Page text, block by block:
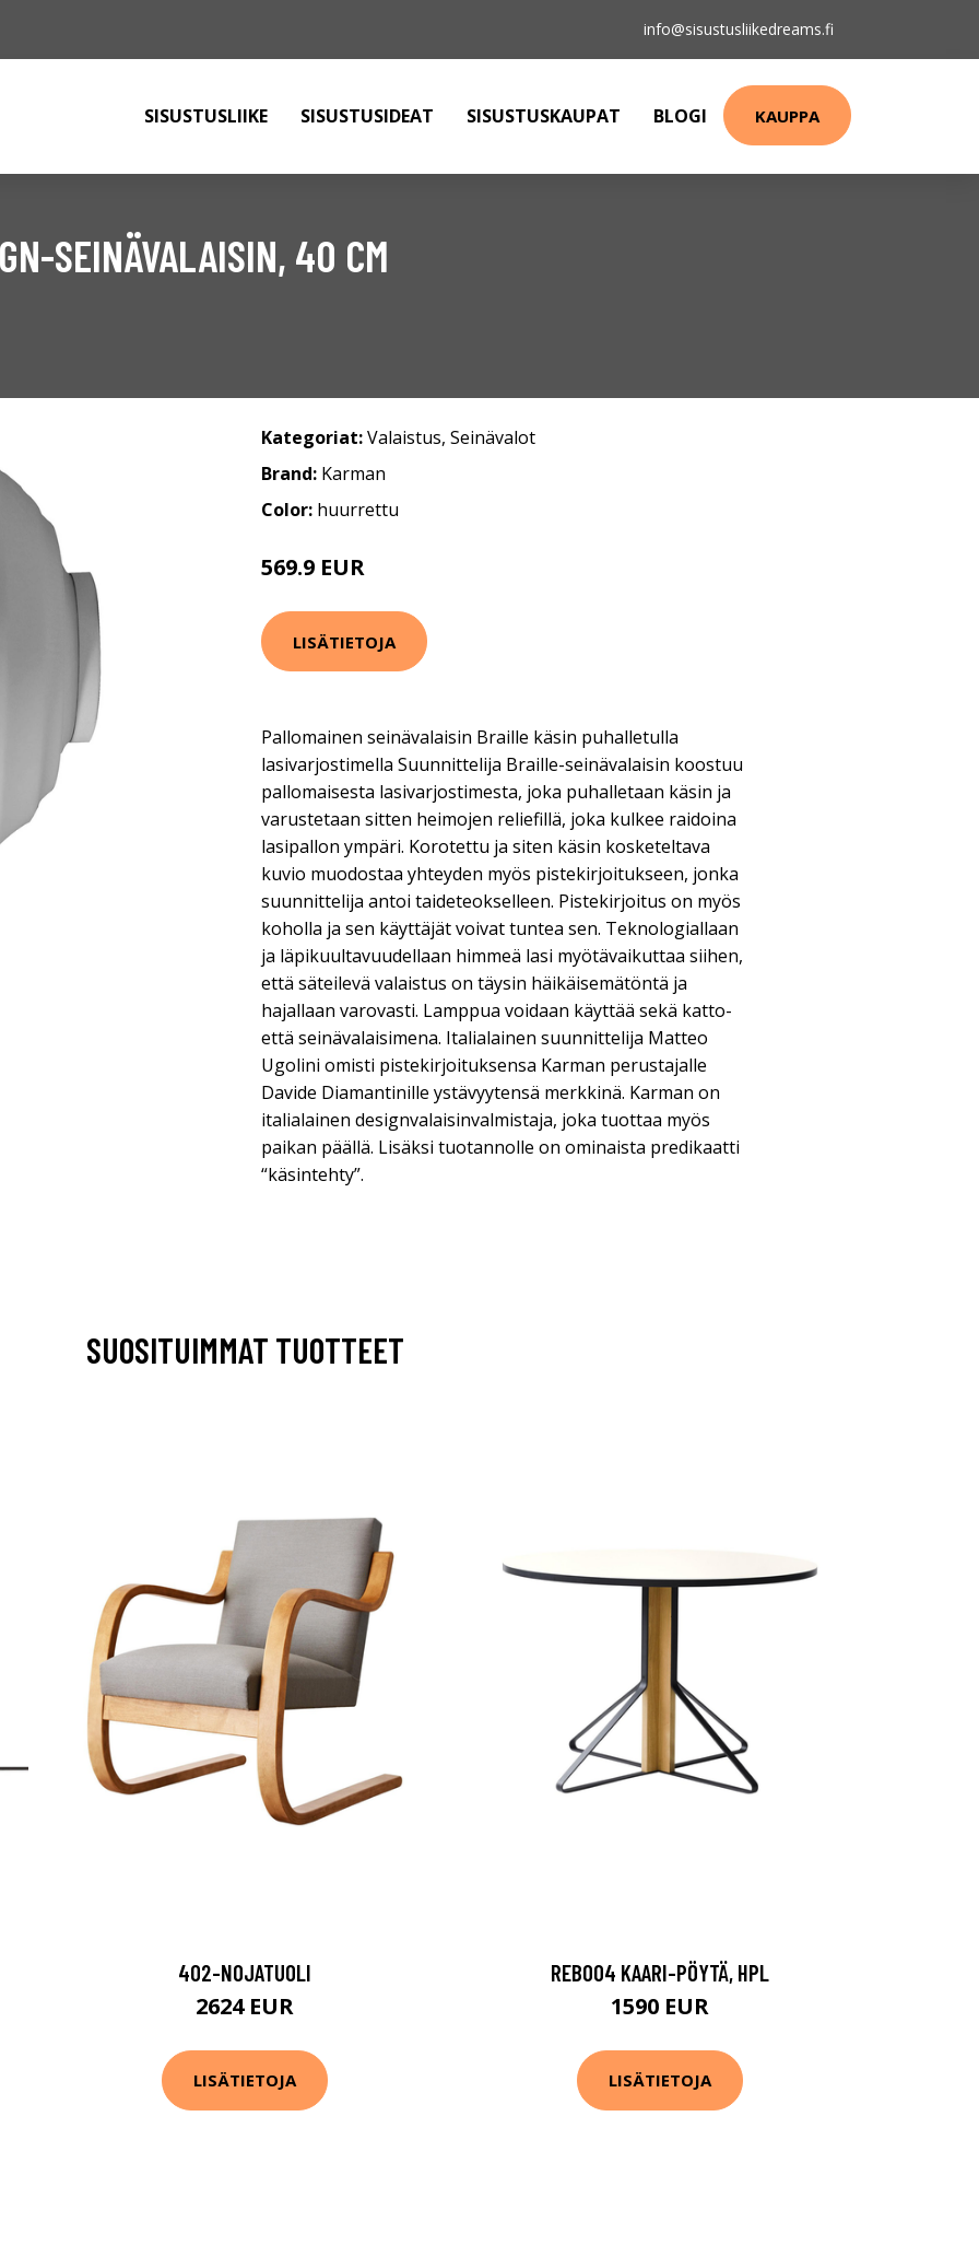
info@sisustusliikedreams.fi
SISUSTUSLIIKE SISUSTUSIDEAT SISUSTUSKAUPAT BLOGI KAUPPA
SEINÄVALAISIN, 40 CM
Kategoriat:Valaistus, Seinävalot
Brand: Karman
Color: huurrettu
569.9 EUR
LISÄTIETOJA
Pallomainen seinävalaisin Braille käsin puhalletulla
lasivarjostimella Suunnittelija Braille-seinävalaisin koostuu
pallomaisesta lasivarjostimesta, joka puhalletaan käsin ja
varustetaan sitten heimojen reliefillä, joka kulkee raidoina
lasipallon ympäri. Korotettu ja siten käsin kosketeltava
kuvio muodostaa yhteyden myös pistekirjoitukseen, jonka
suunnittelija antoi taideteokselleen. Pistekirjoitus on myös
koholla ja sen käyttäjät voivat tuntea sen. Teknologiallaan
ja läpikuultavuudellaan himmeä lasi myötävaikuttaa siihen,
että säteilevä valaistus on täysin häikäisemätöntä ja
hajallaan varovasti. Lamppua voidaan käyttää sekä katto-
että seinävalaisimena. Italialainen suunnittelija Matteo
Ugolini omisti pistekirjoituksensa Karman perustajalle
Davide Diamantinille ystävyytensä merkkinä. Karman on
italialainen designvalaisinvalmistaja, joka tuottaa myös
paikan päällä. Lisäksi tuotannolle on ominaista predikaatti
“käsintehty”.
SUOSITUIMMAT TUOTTEET
402-NOJATUOLI
2624 EUR
LISÄTIETOJA
REB004 KAARI-PÖYTÄ, HPL
1590 EUR
LISÄTIETOJA